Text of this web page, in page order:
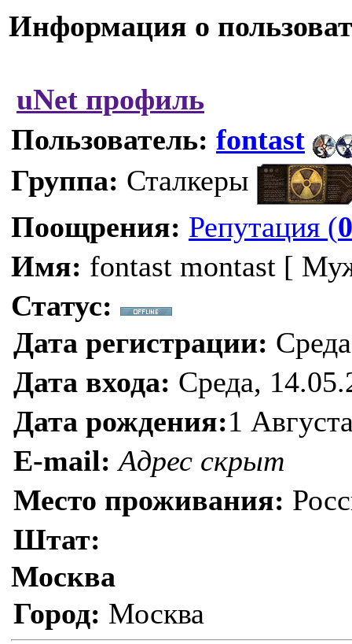
Информация о
uNet профиль
Пользователь: fontast
Группа: Сталкеры
Поощрения: Репутация (0
Имя: fontast montast [
Статус:
Дата регистрации:
Дата входа: Среда,
Дата рождения:1
E-mail: Адрес скрыт
Место проживания:
Штат:
Москва
Город: Москва